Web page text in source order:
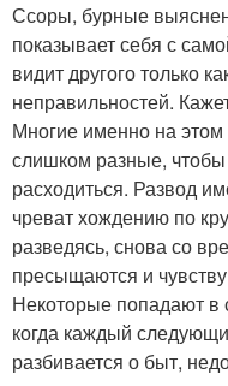
Ссоры, бурные
показывает себя с
видит другого только
неправильностей.
Многие именно на
слишком разные,
расходиться. Развод
чреват хождению по
разведясь, снова со
пресыщаются и
Некоторые попадают в
когда каждый
разбивается о быт,